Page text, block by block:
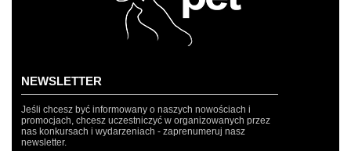
NEWSLETTER
Jeśli chcesz być informowany o naszych nowościach i
promocjach, chcesz uczestniczyć w organizowanych przez
nas konkursach i wydarzeniach - zaprenumeruj nasz
newsletter.